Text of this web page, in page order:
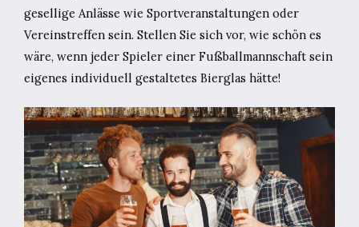
gesellige Anlässe wie Sportveranstaltungen oder
Vereinstreffen sein. Stellen Sie sich vor, wie schön es
wäre, wenn jeder Spieler einer Fußballmannschaft sein
eigenes individuell gestaltetes Bierglas hätte!